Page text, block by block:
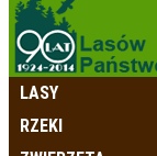
LASY
RZEKI